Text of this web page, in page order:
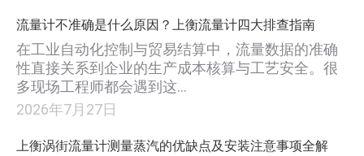
流量计不准确是什么原因？上衡流量计四大排查指南
在工业自动化控制与贸易结算中，流量数据的准确
性直接关系到企业的生产成本核算与工艺安全。很
多现场工程师都会遇到这…
2026年7月27日
上衡涡街流量计测量蒸汽的优缺点及安装注意事项全解